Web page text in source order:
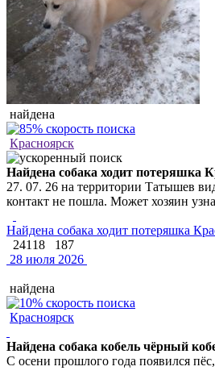
найдена
Красноярск
Найдена собака ходит потеряшка
27. 07. 26 на территории Татышев
контакт не пошла. Может хозяин
Найдена собака ходит потеряшка
24118
187
28 июля 2026
найдена
Красноярск
Найдена собака кобель чёрный
С осени прошлого года появился